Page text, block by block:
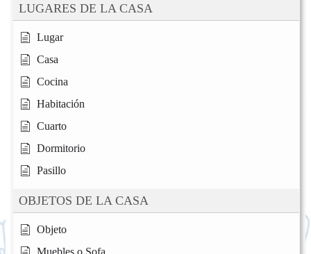
LUGARES DE LA CASA
Lugar
Casa
Cocina
Habitación
Cuarto
Dormitorio
Pasillo
OBJETOS DE LA CASA
Objeto
Muebles o Sofa